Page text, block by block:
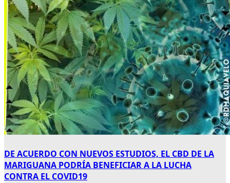
DE ACUERDO CON NUEVOS ESTUDIOS, EL CBD DE LA
MARIGUANA PODRÍA BENEFICIAR A LA LUCHA
CONTRA EL COVID19